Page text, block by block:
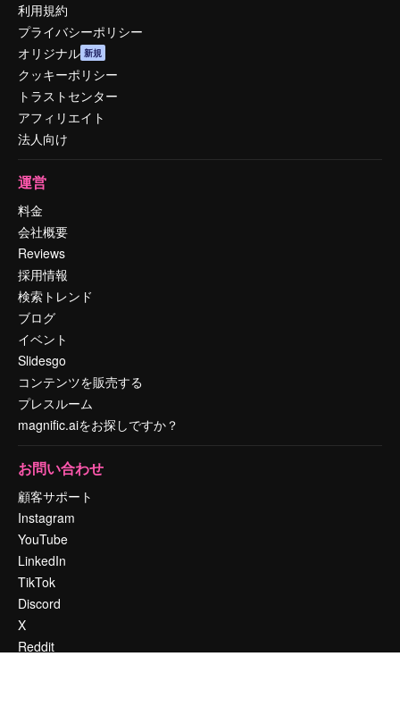
利用規約
プライバシーポリシー
オリジナル 新規
クッキーポリシー
トラストセンター
アフィリエイト
法人向け
運営
料金
会社概要
Reviews
採用情報
検索トレンド
ブログ
イベント
Slidesgo
コンテンツを販売する
プレスルーム
magnific.aiをお探しですか？
お問い合わせ
顧客サポート
Instagram
YouTube
LinkedIn
TikTok
Discord
X
Reddit